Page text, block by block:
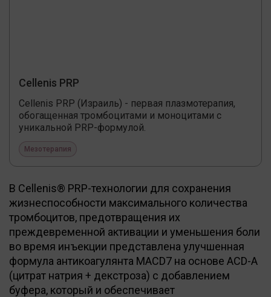
Cellenis PRP
Cellenis PRP (Израиль) - первая плазмотерапия,
обогащенная тромбоцитами и моноцитами с
уникальной PRP-формулой.
Мезотерапия
В Cellenis® PRP-технологии для сохранения
жизнеспособности максимального количества
тромбоцитов, предотвращения их
преждевременной активации и уменьшения боли
во время инъекции представлена улучшенная
формула антикоагулянта MACD7 на основе ACD-A
(цитрат натрия + декстроза) с добавлением
буфера, который и обеспечивает